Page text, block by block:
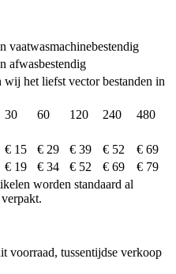
vaatwasmachinebestendig
afwasbestendig
wij het liefst vector bestanden in
30 60 120 240 480
€ 15 € 29 € 39 € 52
€ 69
€ 19 € 34 € 52 € 69
€ 79
worden standaard al
voorraad, tussentijdse verkoop